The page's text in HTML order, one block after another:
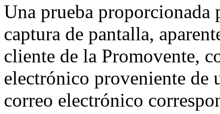
Una prueba proporcionada
captura de pantalla,
cliente de la Promovente,
electrónico proveniente de
correo electrónico